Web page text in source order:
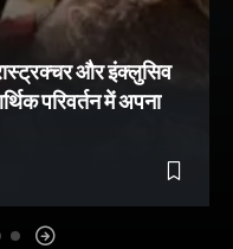
और इंक्लुसिव
परिवर्तन में अपना